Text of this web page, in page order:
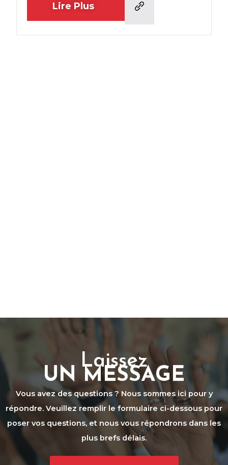
Lire Plus
Laissez
UN MESSAGE
Vous avez des questions ? Nous sommes ici pour y
répondre. Veuillez remplir le formulaire ci-dessous pour
poser vos questions, et nous vous répondrons dans les
plus brefs délais.